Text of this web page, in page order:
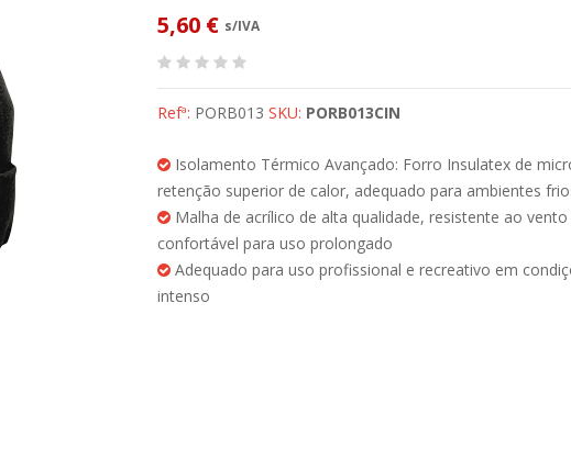
5,60 € s/IVA
Refª: PORB013 SKU: PORB013CIN
Isolamento Térmico Avançado: Forro Insulatex de
retenção superior de calor, adequado para ambientes
Malha de acrílico de alta qualidade, resistente ao vento
confortável para uso prolongado
Adequado para uso profissional e recreativo em
intenso